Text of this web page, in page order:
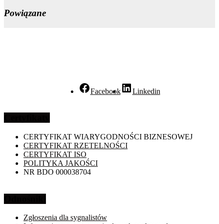
Powiązane
Facebook Linkedin
CERTYFIKAT WIARYGODNOŚCI BIZNESOWEJ
CERTYFIKAT RZETELNOŚCI
CERTYFIKAT ISO
POLITYKA JAKOŚCI
NR BDO 000038704
Zgłoszenia dla sygnalistów